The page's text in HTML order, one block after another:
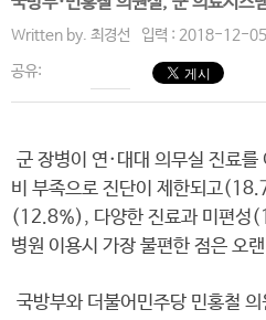
Written by. 최경선 입력 : 2018-12-
공유:
군 장병이 연·대대 의무실 진료
비 부족으로 진단이 제한되고
(12.8%), 다양한 진료과 미편성
병원 이용시 가장 불편한 점은 오
국방부와 더불어민주당 민홍철